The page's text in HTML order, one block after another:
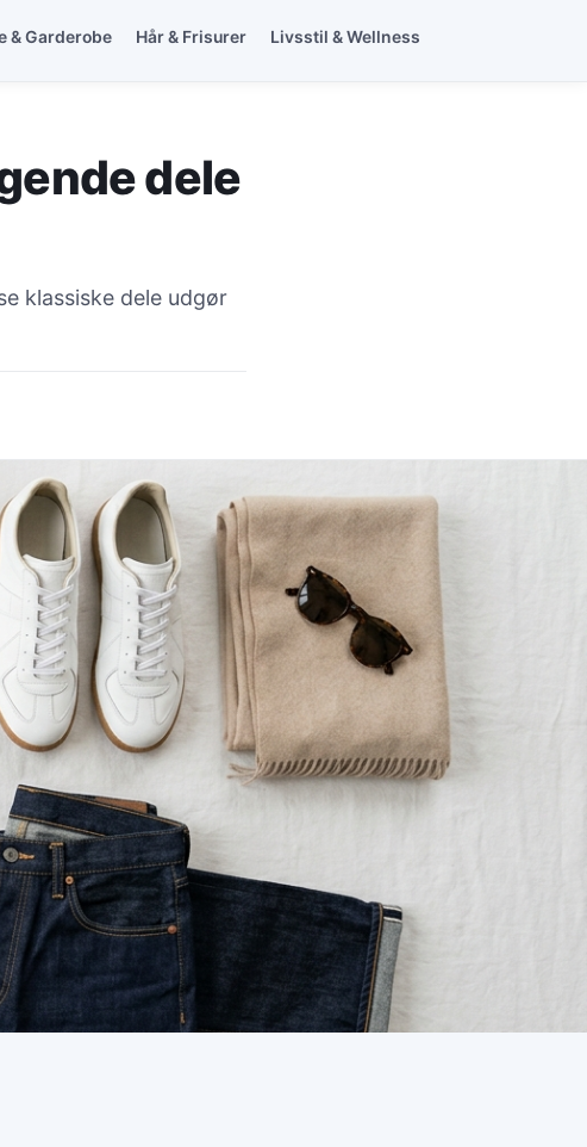
& Garderobe Hår & Frisurer Livsstil & Wellness
dele
klassiske dele udgør